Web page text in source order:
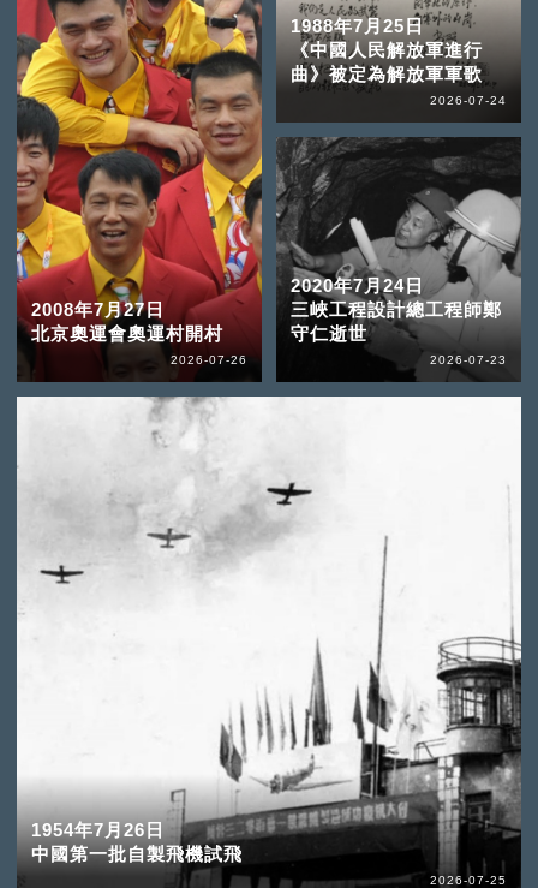
2008年7月27日
北京奧運會奧運村開村
2026-07-26
1954年7月26日
中國第一批自製飛機試飛
2026-07-25
1988年7月25日
《中國人民解放軍進行
曲》被定為解放軍軍歌
2026-07-24
2020年7月24日
三峽工程設計總工程師鄭
守仁逝世
2026-07-23